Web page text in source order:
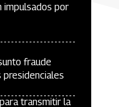
impulsados por
fraude
transmitir la